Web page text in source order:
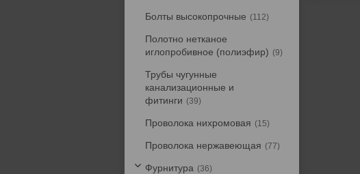
Болты высокопрочные 112
Полотно нетканое
иглопробивное (полиэфир)
9
Трубы чугунные
канализационные и
фитинги
39
Проволока нихромовая 15
Проволока нержавеющая 77
Фурнитура 36